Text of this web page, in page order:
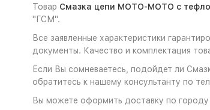
Товар Смазка цепи MOTO-MOTO с
"ГСМ".
Все заявленные характеристики
документы. Качество и комплектация
Если Вы сомневаетесь, подойдет ли
обратитесь к нашему консультанту по
Вы можете оформить доставку по